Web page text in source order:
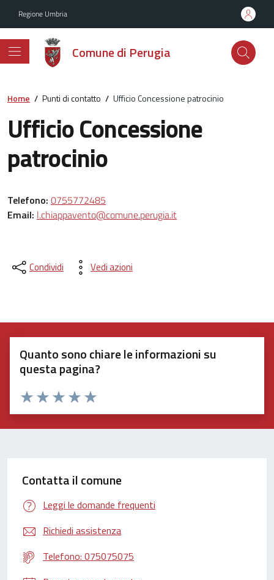
Regione Umbria
Comune di Perugia
Home / Punti di contatto / Ufficio Concessione patrocinio
Ufficio Concessione
patrocinio
Telefono: 0755772485
Email: l.chiappavento@comune.perugia.it
Condividi Vedi azioni
Quanto sono chiare le informazioni su
questa pagina?
Valuta 5 stelle su 5
Valuta 4 stelle su 5
Valuta 3 stelle su 5
Valuta 2 stelle su 5
Valuta 1 stelle su 5
Contatta il comune
Leggi le domande frequenti
Richiedi assistenza
Telefono: 075075075